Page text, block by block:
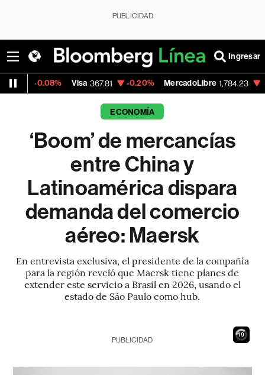
PUBLICIDAD
Ingresar
367.81 -0.20% MercadoLibre 1,784.23 -7.31% Banco de
ECONOMÍA
‘Boom’ de mercancías
entre China y
Latinoamérica dispara
demanda del comercio
aéreo: Maersk
En entrevista exclusiva, el presidente de la compañía
para la región reveló que Maersk tiene planes de
extender este servicio a Brasil en 2026, usando el
estado de São Paulo como hub.
17
PUBLICIDAD